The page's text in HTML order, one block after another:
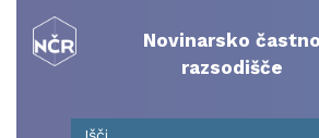
content
Novinarsko častno
razsodišče